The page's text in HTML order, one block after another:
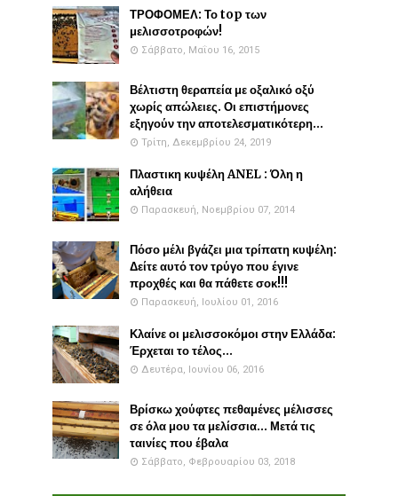
ΤΡΟΦΟΜΕΛ: Το top των
μελισσοτροφών!
Σάββατο, Μαΐου 16, 2015
Βέλτιστη θεραπεία με οξαλικό οξύ
χωρίς απώλειες. Οι επιστήμονες
εξηγούν την αποτελεσματικότερη...
Τρίτη, Δεκεμβρίου 24, 2019
Πλαστικη κυψέλη ANEL : Όλη η
αλήθεια
Παρασκευή, Νοεμβρίου 07, 2014
Πόσο μέλι βγάζει μια τρίπατη κυψέλη:
Δείτε αυτό τον τρύγο που έγινε
προχθές και θα πάθετε σοκ!!!
Παρασκευή, Ιουλίου 01, 2016
Κλαίνε οι μελισσοκόμοι στην Ελλάδα:
Έρχεται το τέλος...
Δευτέρα, Ιουνίου 06, 2016
Βρίσκω χούφτες πεθαμένες μέλισσες
σε όλα μου τα μελίσσια... Μετά τις
ταινίες που έβαλα
Σάββατο, Φεβρουαρίου 03, 2018